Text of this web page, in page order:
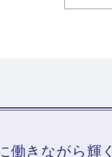
働きながら輝く